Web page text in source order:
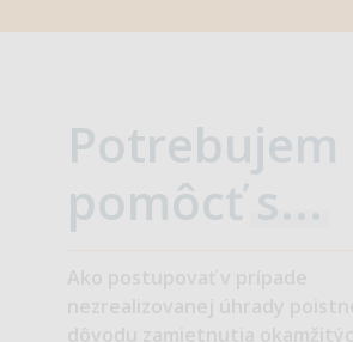
Potrebujem
pomôcťs...